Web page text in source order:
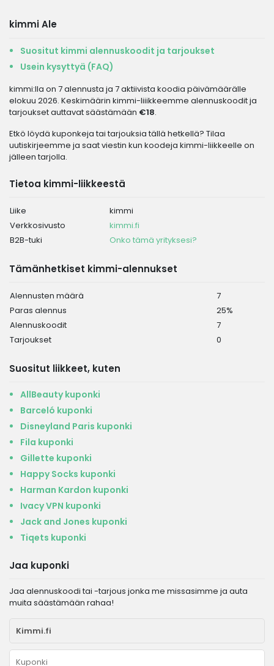
kimmi Ale
Suositut kimmi alennuskoodit ja tarjoukset
Usein kysyttyä (FAQ)
kimmi:lla on 7 alennusta ja 7 aktiivista koodia päivämäärälle
elokuu 2026. Keskimäärin kimmi-liiikkeemme alennuskoodit ja
tarjoukset auttavat säästämään €18.
Etkö löydä kuponkeja tai tarjouksia tällä hetkellä? Tilaa
uutiskirjeemme ja saat viestin kun koodeja kimmi-liikkeelle on
jälleen tarjolla.
Tietoa kimmi-liikkeestä
Liike
kimmi
Verkkosivusto
kimmi.fi
B2B-tuki
Onko tämä yrityksesi?
Tämänhetkiset kimmi-alennukset
Alennusten määrä
7
Paras alennus
25%
Alennuskoodit
7
Tarjoukset
0
Suositut liikkeet, kuten
AllBeauty kuponki
Barceló kuponki
Disneyland Paris kuponki
Fila kuponki
Gillette kuponki
Happy Socks kuponki
Harman Kardon kuponki
Ivacy VPN kuponki
Jack and Jones kuponki
Tiqets kuponki
Jaa kuponki
Jaa alennuskoodi tai -tarjous jonka me missasimme ja auta
muita säästämään rahaa!